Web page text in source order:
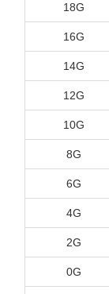
18G
16G
14G
12G
10G
8G
6G
4G
2G
0G